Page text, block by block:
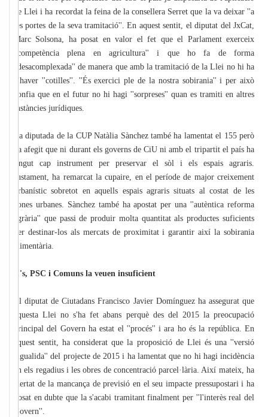
de Llei i ha recordat la feina de la consellera Serret que la va deixar ''a
les portes de la seva tramitació''. En aquest sentit, el diputat del JxCat,
Marc Solsona, ha posat en valor el fet que el Parlament exerceix
''competència plena en agricultura'' i que ho fa de forma
''desacomplexada'' de manera que amb la tramitació de la Llei no hi ha
d'haver ''cotilles''. ''És exercici ple de la nostra sobirania'' i per això
confia que en el futur no hi hagi ''sorpreses'' quan es tramiti en altres
instàncies jurídiques.
La diputada de la CUP Natàlia Sànchez també ha lamentat el 155 però
ha afegit que ni durant els governs de CiU ni amb el tripartit el país ha
tingut cap instrument per preservar el sòl i els espais agraris.
Justament, ha remarcat la cupaire, en el període de major creixement
urbanístic sobretot en aquells espais agraris situats al costat de les
zones urbanes. Sànchez també ha apostat per una ''autèntica reforma
agrària'' que passi de produir molta quantitat als productes suficients
per destinar-los als mercats de proximitat i garantir així la sobirania
alimentària.
C's, PSC i Comuns la veuen insuficient
El diputat de Ciutadans Francisco Javier Domínguez ha assegurat que
aquesta Llei no s'ha fet abans perquè des del 2015 la preocupació
principal del Govern ha estat el ''procés'' i ara ho és la república. En
aquest sentit, ha considerat que la proposició de Llei és una ''versió
aigualida'' del projecte de 2015 i ha lamentat que no hi hagi incidència
en els regadius i les obres de concentració parcel·lària. Així mateix, ha
alertat de la mancança de previsió en el seu impacte pressupostari i ha
posat en dubte que la s'acabi tramitant finalment per ''l'interès real del
Govern''.